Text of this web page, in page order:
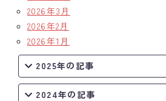
2026年3月
2026年2月
2026年1月
2025年の記事
2024年の記事